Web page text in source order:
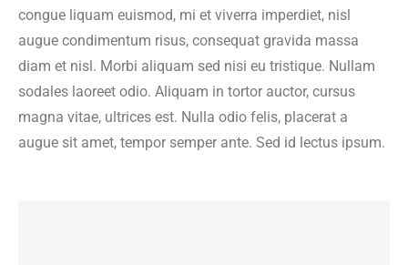
congue liquam euismod, mi et viverra imperdiet, nisl
augue condimentum risus, consequat gravida massa
diam et nisl. Morbi aliquam sed nisi eu tristique. Nullam
sodales laoreet odio. Aliquam in tortor auctor, cursus
magna vitae, ultrices est. Nulla odio felis, placerat a
augue sit amet, tempor semper ante. Sed id lectus ipsum.